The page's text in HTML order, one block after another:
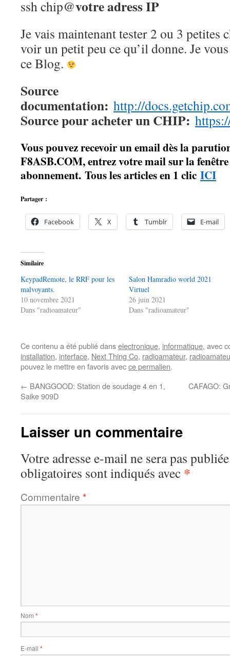
ssh chip@votre adress IP
Je vais maintenant tester 2 ou 3 petites
voir un petit peu ce qu’il donne. Je
ce Blog.
Source
documentation: http://
Source pour acheter un CHIP:
Vous pouvez recevoir un email dès la
F8ASB.COM, entrez votre mail sur la
abonnement. Tous les articles en 1 clic ICI
Partager :
Facebook X Tumblr E-mail
Similaire
KeypadRemote, le RRF pour les
malvoyants.
10 novembre 2021
Dans "radioamateur"
Salon Hamradio world 2021
Virtuel
26 juin 2021
Dans "radioamateur"
Ce contenu a été publié danselectronique, informatique, avec
installation, interface, Next Thing Co, radioamateur,
pouvez le mettre en favoris avecce permalien.
← BANGGOOD: Station de soudage 4 en 1,
Saike 909D
CAFAGO:
Laisser un commentaire
Votre adresse e-mail ne sera pas
obligatoires sont indiqués avec *
Commentaire *
Nom *
E-mail *